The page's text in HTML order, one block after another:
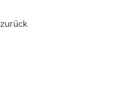
zurück